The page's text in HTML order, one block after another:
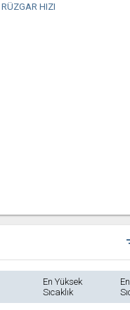
RÜZGAR HIZI
En Yüksek
Sıcaklık